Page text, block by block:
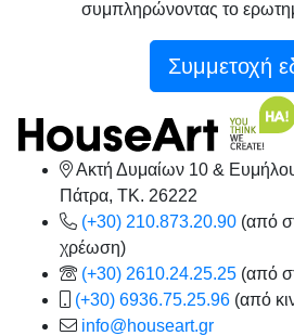
συμπληρώνοντας το
Συμμετοχή
Ακτή Δυμαίων 10 &
Πάτρα, TK. 26222
(+30) 210.873.20.90 (από
χρέωση)
(+30) 2610.24.25.25 (από
(+30) 6936.75.25.96 (από
info@houseart.gr